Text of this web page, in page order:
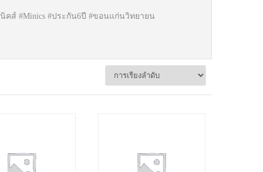
ส์ #Minics #ประกัน6ปี #ขอนแก่นวิทยายน